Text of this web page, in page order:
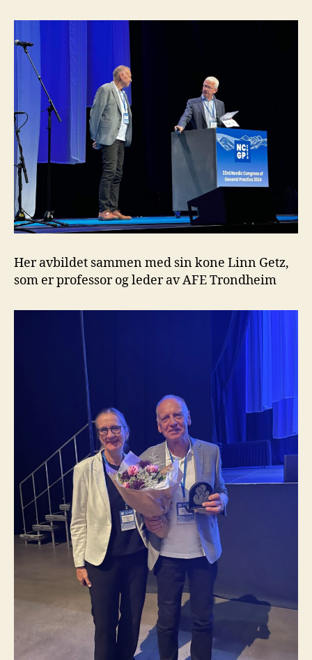
Her avbildet sammen med sin kone Linn Getz,
som er professor og leder av AFE Trondheim